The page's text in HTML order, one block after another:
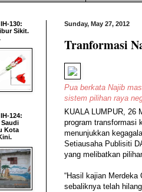
Sunday, May 27, 2012
Tranformasi
Pua berkata Najib
sistem pilihan raya
KUALA LUMPUR, 26
program transformasi
menunjukkan
Setiausaha Publisiti
yang melibatkan
“Hasil kajian
sebaliknya telah
130:
Sikit.
124:
Kota